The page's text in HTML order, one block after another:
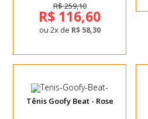
R$ 259,10
R$ 116,60
ou 2x de R$ 58,30
Tênis Goofy Beat - Rose